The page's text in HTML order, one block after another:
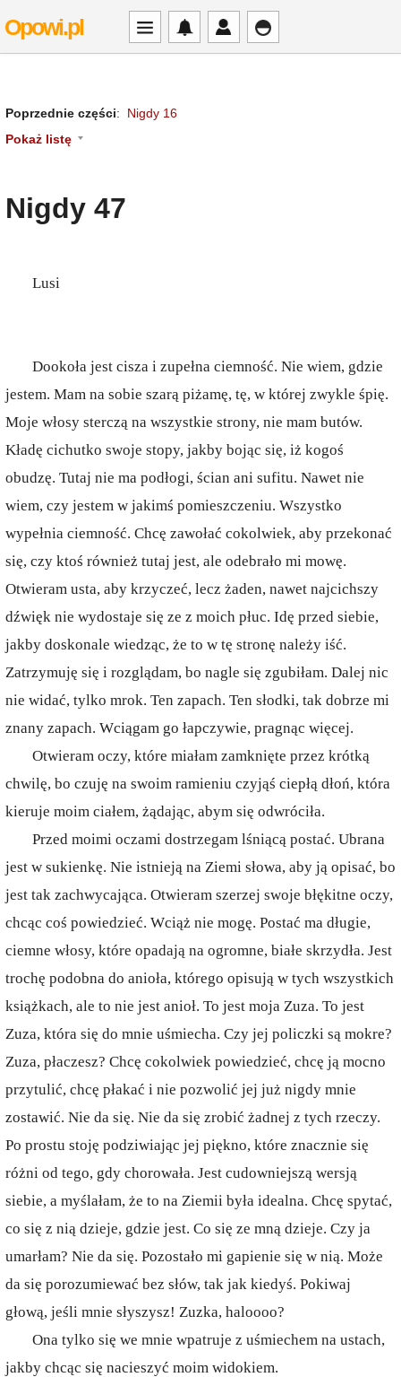
Opowi.pl
Poprzednie części: Nigdy 16
Pokaż listę
Nigdy 47
Lusi
Dookoła jest cisza i zupełna ciemność. Nie wiem, gdzie
jestem. Mam na sobie szarą piżamę, tę, w której zwykle śpię.
Moje włosy sterczą na wszystkie strony, nie mam butów.
Kładę cichutko swoje stopy, jakby bojąc się, iż kogoś
obudzę. Tutaj nie ma podłogi, ścian ani sufitu. Nawet nie
wiem, czy jestem w jakimś pomieszczeniu. Wszystko
wypełnia ciemność. Chcę zawołać cokolwiek, aby przekonać
się, czy ktoś również tutaj jest, ale odebrało mi mowę.
Otwieram usta, aby krzyczeć, lecz żaden, nawet najcichszy
dźwięk nie wydostaje się ze z moich płuc. Idę przed siebie,
jakby doskonale wiedząc, że to w tę stronę należy iść.
Zatrzymuję się i rozglądam, bo nagle się zgubiłam. Dalej nic
nie widać, tylko mrok. Ten zapach. Ten słodki, tak dobrze mi
znany zapach. Wciągam go łapczywie, pragnąc więcej.
Otwieram oczy, które miałam zamknięte przez krótką
chwilę, bo czuję na swoim ramieniu czyjąś ciepłą dłoń, która
kieruje moim ciałem, żądając, abym się odwróciła.
Przed moimi oczami dostrzegam lśniącą postać. Ubrana
jest w sukienkę. Nie istnieją na Ziemi słowa, aby ją opisać, bo
jest tak zachwycająca. Otwieram szerzej swoje błękitne oczy,
chcąc coś powiedzieć. Wciąż nie mogę. Postać ma długie,
ciemne włosy, które opadają na ogromne, białe skrzydła. Jest
trochę podobna do anioła, którego opisują w tych wszystkich
książkach, ale to nie jest anioł. To jest moja Zuza. To jest
Zuza, która się do mnie uśmiecha. Czy jej policzki są mokre?
Zuza, płaczesz? Chcę cokolwiek powiedzieć, chcę ją mocno
przytulić, chcę płakać i nie pozwolić jej już nigdy mnie
zostawić. Nie da się. Nie da się zrobić żadnej z tych rzeczy.
Po prostu stoję podziwiając jej piękno, które znacznie się
różni od tego, gdy chorowała. Jest cudowniejszą wersją
siebie, a myślałam, że to na Ziemii była idealna. Chcę spytać,
co się z nią dzieje, gdzie jest. Co się ze mną dzieje. Czy ja
umarłam? Nie da się. Pozostało mi gapienie się w nią. Może
da się porozumiewać bez słów, tak jak kiedyś. Pokiwaj
głową, jeśli mnie słyszysz! Zuzka, haloooo?
Ona tylko się we mnie wpatruje z uśmiechem na ustach,
jakby chcąc się nacieszyć moim widokiem.